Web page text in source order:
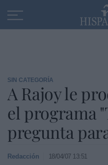
SIN CATEGORÍA
A Rajoy le
el programa
pregunta
Redacción 18/04/07 13:51